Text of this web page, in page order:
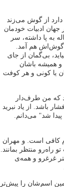
دارد از گوش می‌زند
ادبیات خودمان
به پا داشته، سر
گوش‌اش هم آمد.
بی‌گمان از جای
و همیشه باشان
یا کونی و هر کوفت
که من طرف‌دار
باشد. از یاد نبرید
شد" می‌دانم.
کافی است. و مهران
راه‌رو منتظر بمانند.
دختر غرغرو و همه‌ی
اسم‌شان را پیش‌تر